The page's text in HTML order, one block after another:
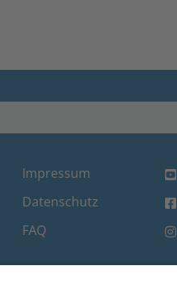
Impressum
Datenschutz
FAQ